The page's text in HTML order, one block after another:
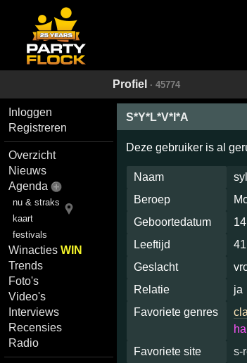
Profiel · 45774
Inloggen
Registreren
Overzicht
Nieuws
Agenda
nu & straks
kaart
festivals
WinactiesWIN
Trends
Foto's
Video's
Interviews
Recensies
Radio
S*Y*L*V*I*A
Deze gebruiker is al
Naam
Beroep
Geboortedatum
Leeftijd
41
Geslacht
Relatie
ja
Favoriete genres
Favoriete site
s-